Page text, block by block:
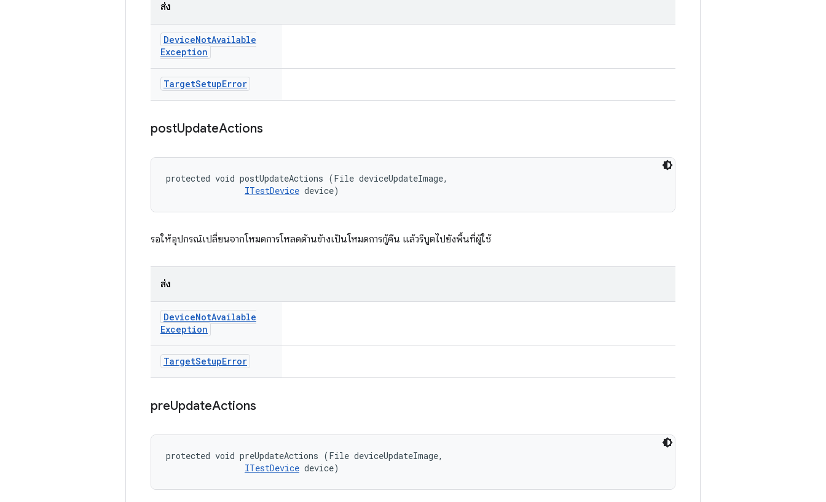
ส่ง
DeviceNotAvailable
Exception
TargetSetupError
postUpdateActions
protected void postUpdateActions (File deviceUpdateImage,
ITestDevice device)
รอให้อุปกรณ์เปลี่ยนจากโหมดการโหลดด้านข้างเป็นโหมดการกู้คืน แล้วรีบูตไปยังพื้นที่ผู้ใช้
ส่ง
DeviceNotAvailable
Exception
TargetSetupError
preUpdateActions
protected void preUpdateActions (File deviceUpdateImage,
ITestDevice device)